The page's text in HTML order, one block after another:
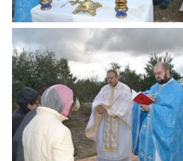
Успіння Пресвятої
Парохії Сумської області
Введення в храм
Матері Божої
Монастирі
Свято-Покровський